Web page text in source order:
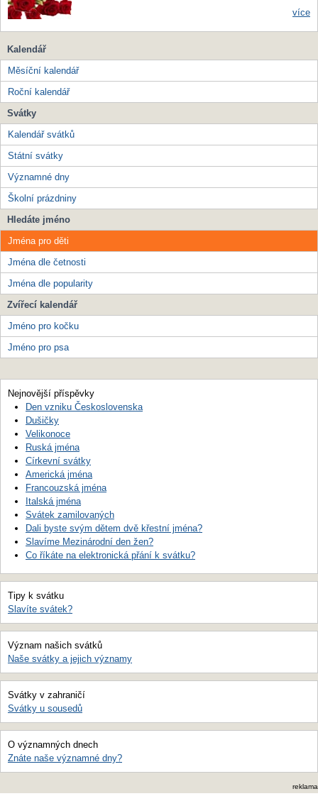
více
Kalendář
Měsíční kalendář
Roční kalendář
Svátky
Kalendář svátků
Státní svátky
Významné dny
Školní prázdniny
Hledáte jméno
Jména pro děti
Jména dle četnosti
Jména dle popularity
Zvířecí kalendář
Jméno pro kočku
Jméno pro psa
Nejnovější příspěvky
Den vzniku Československa
Dušičky
Velikonoce
Ruská jména
Církevní svátky
Americká jména
Francouzská jména
Italská jména
Svátek zamilovaných
Dali byste svým dětem dvě křestní jména?
Slavíme Mezinárodní den žen?
Co říkáte na elektronická přání k svátku?
Tipy k svátku
Slavíte svátek?
Význam našich svátků
Naše svátky a jejich významy
Svátky v zahraničí
Svátky u sousedů
O významných dnech
Znáte naše významné dny?
reklama